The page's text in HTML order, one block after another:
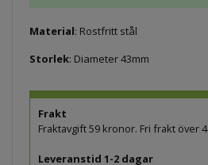
Material: Rostfritt stål
Storlek: Diameter 43mm
Frakt
Fraktavgift 59 kronor. Fri frakt över
Leveranstid 1-2 dagar